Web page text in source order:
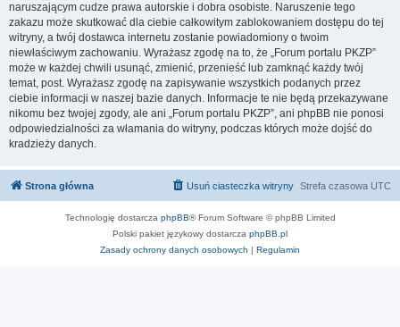
naruszającym cudze prawa autorskie i dobra osobiste. Naruszenie tego
zakazu może skutkować dla ciebie całkowitym zablokowaniem dostępu do tej
witryny, a twój dostawca internetu zostanie powiadomiony o twoim
niewłaściwym zachowaniu. Wyrażasz zgodę na to, że „Forum portalu PKZP”
może w każdej chwili usunąć, zmienić, przenieść lub zamknąć każdy twój
temat, post. Wyrażasz zgodę na zapisywanie wszystkich podanych przez
ciebie informacji w naszej bazie danych. Informacje te nie będą przekazywane
nikomu bez twojej zgody, ale ani „Forum portalu PKZP”, ani phpBB nie ponosi
odpowiedzialności za włamania do witryny, podczas których może dojść do
kradzieży danych.
Strona główna Strefa czasowa UTC
Usuń ciasteczka witryny
Technologię dostarcza phpBB® Forum Software © phpBB Limited
Polski pakiet językowy dostarcza phpBB.pl
Zasady ochrony danych osobowych | Regulamin